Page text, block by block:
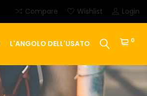
Compare Wishlist Login
L'ANGOLO DELL'USATO 0